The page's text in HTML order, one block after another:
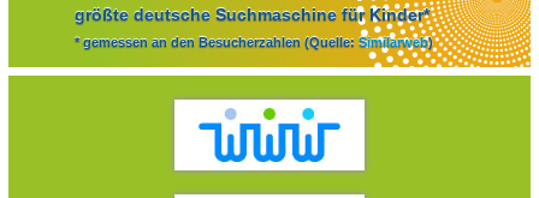
größte deutsche Suchmaschine für Kinder*
* gemessen an den Besucherzahlen (Quelle: Similarweb)